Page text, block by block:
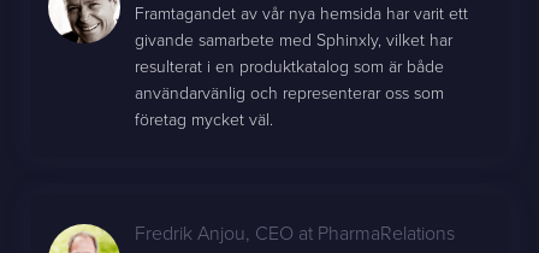
Framtagandet av vår nya hemsida har varit ett
givande samarbete med Sphinxly, vilket har
resulterat i en produktkatalog som är både
användarvänlig och representerar oss som
företag mycket väl.
Fredrik Anjou, CEO at PharmaRelations